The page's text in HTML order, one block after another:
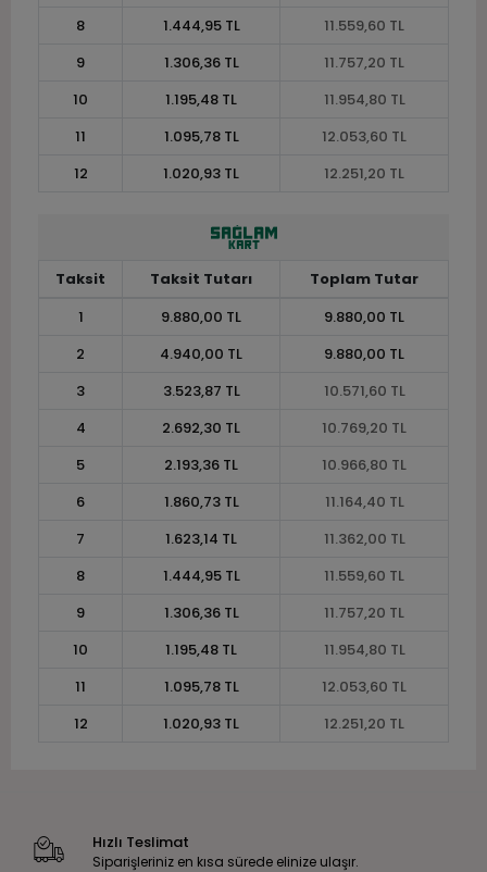
8
1.444,95 TL
11.559,60 TL
9
1.306,36 TL
11.757,20 TL
10
1.195,48 TL
11.954,80 TL
11
1.095,78 TL
12.053,60 TL
12
1.020,93 TL 12.251,20 TL
Taksit Taksit Tutarı
Toplam Tutar
1
9.880,00 TL
9.880,00 TL
2
4.940,00 TL
9.880,00 TL
3
3.523,87 TL
10.571,60 TL
4
2.692,30 TL
10.769,20 TL
5
2.193,36 TL
10.966,80 TL
6
1.860,73 TL
11.164,40 TL
7
1.623,14 TL
11.362,00 TL
8
1.444,95 TL
11.559,60 TL
9
1.306,36 TL
11.757,20 TL
10
1.195,48 TL
11.954,80 TL
11
1.095,78 TL
12.053,60 TL
12
1.020,93 TL 12.251,20 TL
Hızlı Teslimat
Siparişleriniz en kısa sürede elinize ulaşır.